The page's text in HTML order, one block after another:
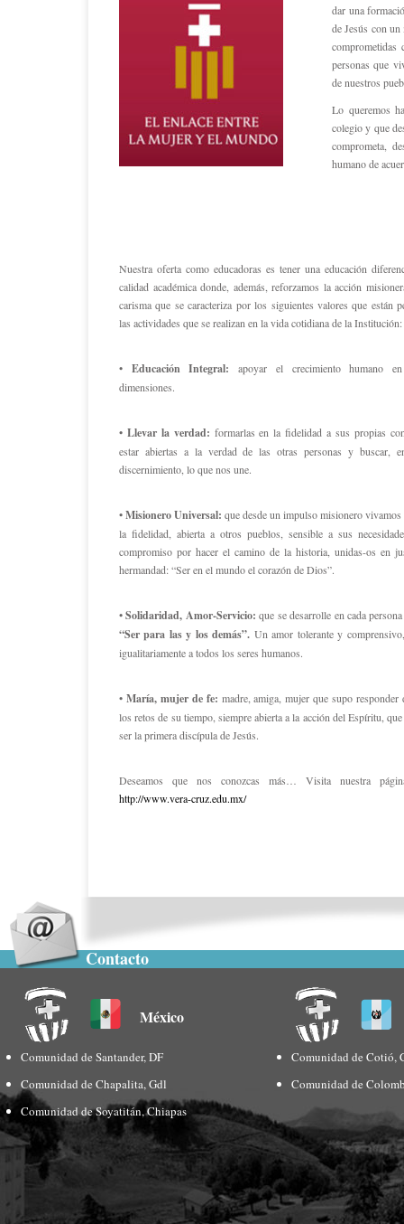
dar una
de Jesús con
comprometidas
personas que
de nuestros
Lo queremos
colegio y que
comprometa,
humano de
Nuestra oferta como educadoras es tener una educación
calidad académica donde, además, reforzamos la acción
carisma que se caracteriza por los siguientes valores que están
las actividades que se realizan en la vida cotidiana de la Institución:
• Educación Integral:apoyar el crecimiento humano
dimensiones.
• Llevar la verdad: formarlas en la fidelidad a sus propias
estar abiertas a la verdad de las otras personas y buscar,
discernimiento, lo que nos une.
• Misionero Universal:que desde un impulso misionero
la fidelidad, abierta a otros pueblos, sensible a sus
compromiso por hacer el camino de la historia, unidas-os en
hermandad: “Ser en el mundo el corazón de Dios”.
• Solidaridad, Amor-Servicio:que se desarrolle en cada
“Ser para las y los demás”. Un amor tolerante y
igualitariamente a todos los seres humanos.
• María, mujer de fe: madre, amiga, mujer que supo responder
los retos de su tiempo, siempre abierta a la acción del Espíritu,
ser la primera discípula de Jesús.
Deseamos que nos conozcas más… Visita nuestra
http://www.vera-cruz.edu.mx/
Contacto
México
Comunidad de Santander, DF
Comunidad de Chapalita, Gdl
Comunidad de Soyatitán, Chiapas
Comunidad de Cotió,
Comunidad de